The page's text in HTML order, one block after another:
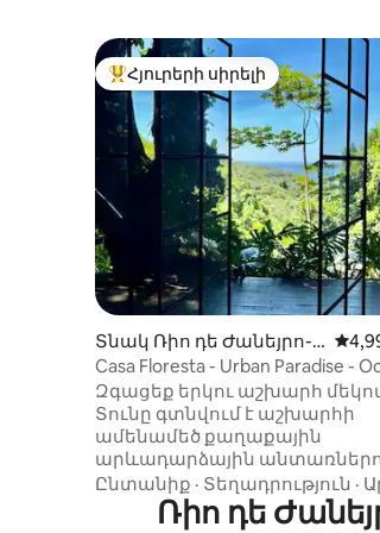
Հյուրերի սիրելի լավագույն
Հյուրերի սիրելի
Տնակ Ռիո դե Ժանեյրո-ո
ւմ
Casa Floresta - Urban Paradise -
View
Զգացեք երկու աշխարհ
Տունը գտնվում է աշխարհի
ամենամեծ քաղաքային
արևադարձային
որտեղից բացվում են Լեբլոնի
հիասքանչ տեսարանները ։
կողմից ՝ դուք գտնվում եք
Ընտանիք · Տեղադրություն ·
Ռիո դե